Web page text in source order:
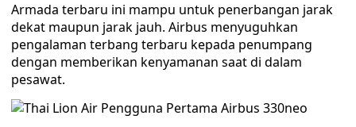
Armada terbaru ini mampu untuk penerbangan jarak
dekat maupun jarak jauh. Airbus menyuguhkan
pengalaman terbang terbaru kepada penumpang
dengan memberikan kenyamanan saat di dalam
pesawat.